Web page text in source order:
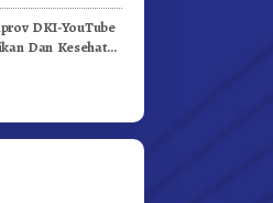
DKI-YouTube
Dan Kesehatan